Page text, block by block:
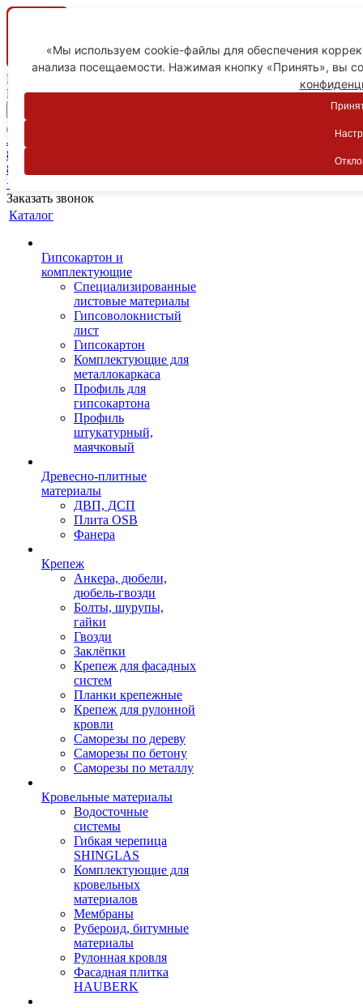
Ваш город
Пятигорск
Личный кабинет
8-800-775-59-89
8-800-775-59-89
+7 918 754-83-77
Заказать звонок
Каталог
Гипсокартон и
комплектующие
Специализированные
листовые материалы
Гипсоволокнистый
лист
Гипсокартон
Комплектующие для
металлокаркаса
Профиль для
гипсокартона
Профиль
штукатурный,
маячковый
Древесно-плитные
материалы
ДВП, ДСП
Плита OSB
Фанера
Крепеж
Анкера, дюбели,
дюбель-гвозди
Болты, шурупы,
гайки
Гвозди
Заклёпки
Крепеж для фасадных
систем
Планки крепежные
Крепеж для рулонной
кровли
Саморезы по дереву
Саморезы по бетону
Саморезы по металлу
Кровельные материалы
Водосточные
системы
Гибкая черепица
SHINGLAS
Комплектующие для
кровельных
материалов
Мембраны
Рубероид, битумные
материалы
Рулонная кровля
Фасадная плитка
HAUBERK
«Мы используем cookie-файлы для обеспечения
анализа посещаемости. Нажимая кнопку «Принять», вы